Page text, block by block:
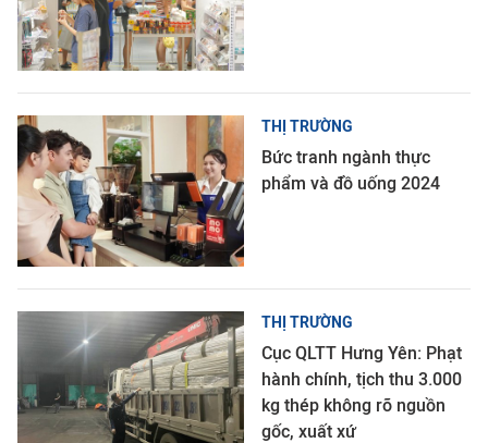
THỊ TRƯỜNG
Bức tranh ngành thực
phẩm và đồ uống 2024
THỊ TRƯỜNG
Cục QLTT Hưng Yên: Phạt
hành chính, tịch thu 3.000
kg thép không rõ nguồn
gốc, xuất xứ